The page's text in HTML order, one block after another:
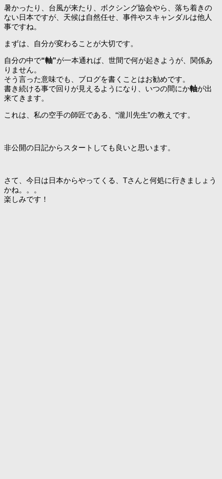
暑かったり、台風が来たり、ボクシング協会やら、落ち着きの
ない日本ですが、天候は自然任せ、事件やスキャンダルは他人
事ですね。
まずは、自分が変わることが大切です。
自分の中で“軸”が一本通れば、世間で何が起きようが、関係あ
りません。
そう言った意味でも、ブログを書くことはお勧めです。
書き続ける事で回りが見えるようになり、いつの間にか軸が出
来てきます。
これは、私の空手の師匠である、“瀧川先生”の教えです。
非公開の日記からスタートしても良いと思います。
さて、今日は日本からやってくる、Tさんと何処に行きましょう
かね。。。
楽しみです！